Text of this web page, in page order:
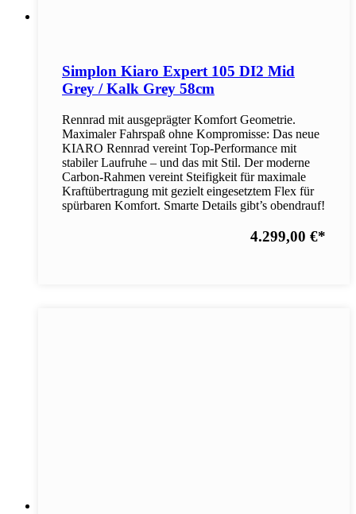
Simplon Kiaro Expert 105 DI2 Mid
Grey / Kalk Grey 58cm
Rennrad mit ausgeprägter Komfort Geometrie.
Maximaler Fahrspaß ohne Kompromisse: Das neue
KIARO Rennrad vereint Top-Performance mit
stabiler Laufruhe – und das mit Stil. Der moderne
Carbon-Rahmen vereint Steifigkeit für maximale
Kraftübertragung mit gezielt eingesetztem Flex für
spürbaren Komfort. Smarte Details gibt’s obendrauf!
4.299,00 €*